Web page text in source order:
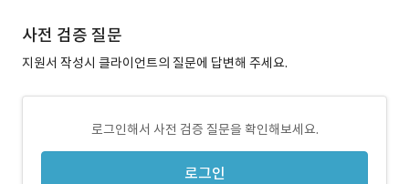
사전 검증 질문
지원서 작성시 클라이언트의 질문에 답변해 주세요.
로그인해서 사전 검증 질문을 확인해보세요.
로그인